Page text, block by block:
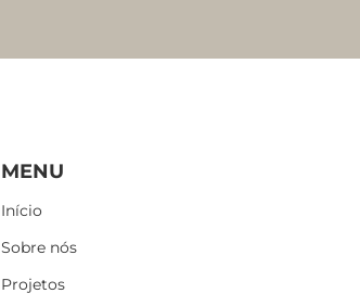
MENU
Início
Sobre nós
Projetos